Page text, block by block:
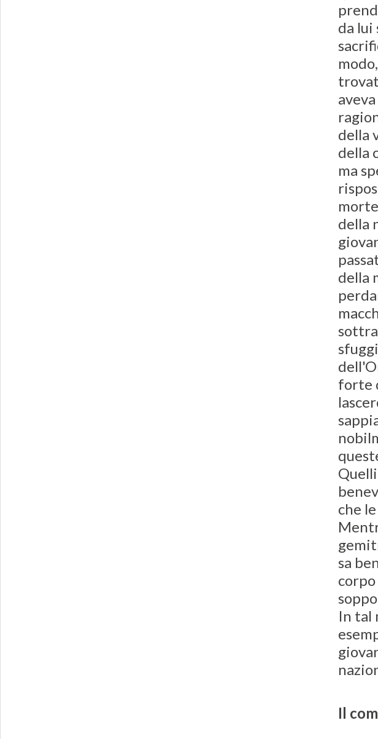
da lui
della
della
ma
della
della
forte
che
sa
In tal
Il